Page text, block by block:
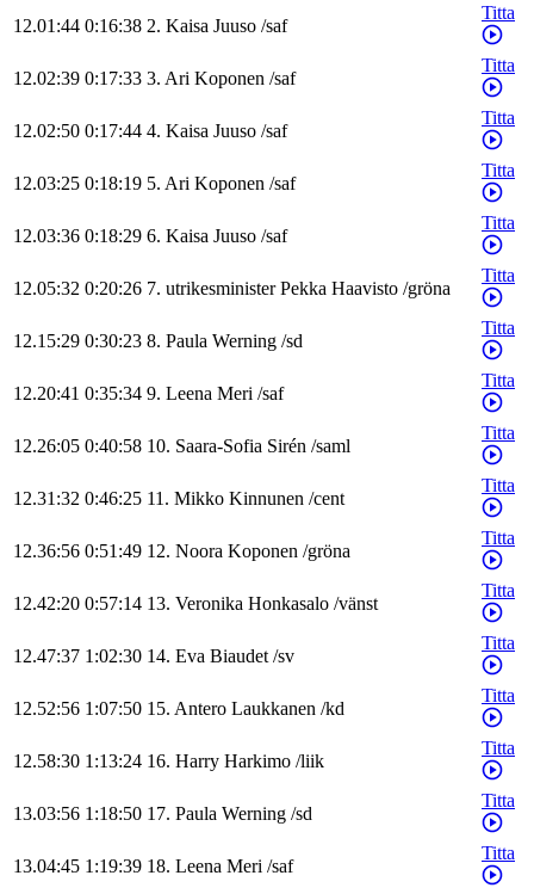
12.01:44 0:16:38 2. Kaisa Juuso /saf
Titta
12.02:39 0:17:33 3. Ari Koponen /saf
Titta
12.02:50 0:17:44 4. Kaisa Juuso /saf
Titta
12.03:25 0:18:19 5. Ari Koponen /saf
Titta
12.03:36 0:18:29 6. Kaisa Juuso /saf
Titta
12.05:32 0:20:26 7. utrikesminister Pekka Haavisto /gröna
Titta
12.15:29 0:30:23 8. Paula Werning /sd
Titta
12.20:41 0:35:34 9. Leena Meri /saf
Titta
12.26:05 0:40:58 10. Saara-Sofia Sirén /saml
Titta
12.31:32 0:46:25 11. Mikko Kinnunen /cent
Titta
12.36:56 0:51:49 12. Noora Koponen /gröna
Titta
12.42:20 0:57:14 13. Veronika Honkasalo /vänst
Titta
12.47:37 1:02:30 14. Eva Biaudet/sv
Titta
12.52:56 1:07:50 15. Antero Laukkanen /kd
Titta
12.58:30 1:13:24 16. Harry Harkimo /liik
Titta
13.03:56 1:18:50 17. Paula Werning /sd
Titta
13.04:45 1:19:39 18. Leena Meri /saf
Titta